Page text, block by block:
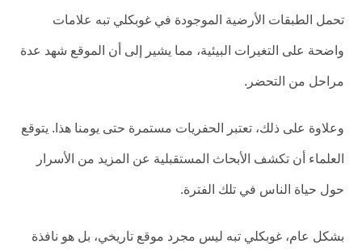
تحمل الطبقات الأرضية الموجودة في غوبكلي تبه علامات
واضحة على التغيرات البيئية، مما يشير إلى أن الموقع شهد عدة
مراحل من التحضر.
وعلاوة على ذلك، تعتبر الحفريات مستمرة حتى يومنا هذا. يتوقع
العلماء أن تكشف الأبحاث المستقبلية عن المزيد من الأسرار
حول حياة الناس في تلك الفترة.
بشكل عام، غوبكلي تبه ليس مجرد موقع تاريخي، بل هو نافذة